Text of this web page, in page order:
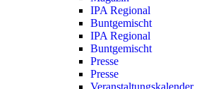
IPA Regional
Buntgemischt
IPA Regional
Buntgemischt
Presse
Presse
Veranstaltungskalender